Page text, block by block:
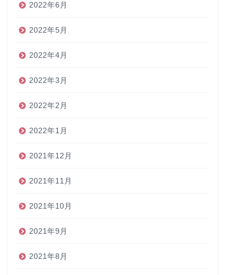
2022年6月
2022年5月
2022年4月
2022年3月
2022年2月
2022年1月
2021年12月
2021年11月
2021年10月
2021年9月
2021年8月